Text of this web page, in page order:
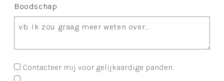
Boodschap
Contacteer mij voor gelijkaardige panden.